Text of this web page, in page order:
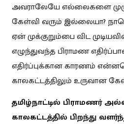
அவராலேயே எல்லைகளை
கேள்வி வரும் இல்லையா?
ஏன் முக்குறும்பை விட
எழுந்துவந்த பிராமண
எதிர்ப்புக்கான காரணம்
காலகட்டத்திலும் உருவான
தமிழ்நாட்டில் பிராமணர்
காலகட்டத்தில் பிறந்து